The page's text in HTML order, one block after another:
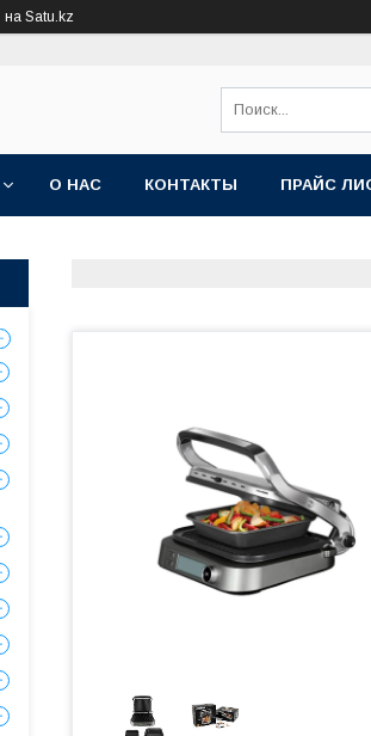
на Satu.kz
О НАС КОНТАКТЫ ПРАЙС